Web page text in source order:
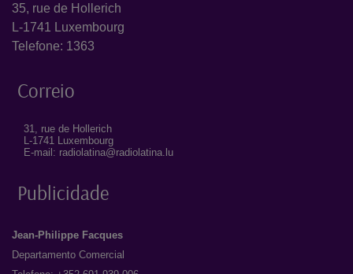
35, rue de Hollerich
L-1741 Luxembourg
Telefone: 1363
Correio
31, rue de Hollerich
L-1741 Luxembourg
E-mail: radiolatina@radiolatina.lu
Publicidade
Jean-Philippe Facques
Departamento Comercial